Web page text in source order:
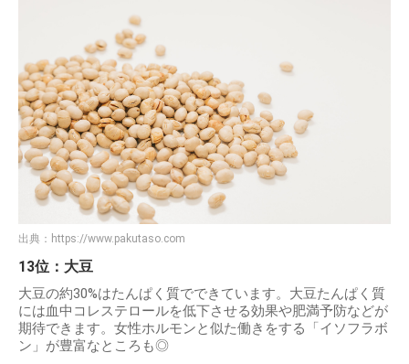
出典： https://www.pakutaso.com
13位：大豆
大豆の約30%はたんぱく質でできています。大豆たんぱく質
には血中コレステロールを低下させる効果や肥満予防などが
期待できます。女性ホルモンと似た働きをする「イソフラボ
ン」が豊富なところも◎